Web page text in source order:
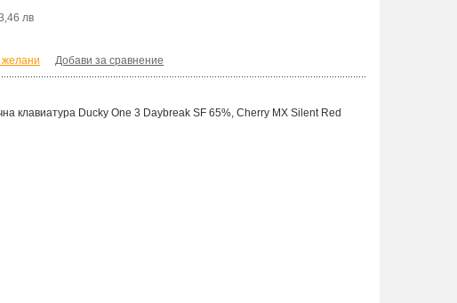
лв
желани Добави за сравнение
клавиатура Ducky One 3 Daybreak SF 65%, Cherry MX Silent Red